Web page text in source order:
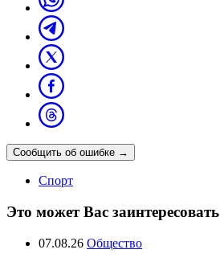
Сообщить об ошибке →
Спорт
Это может Вас заинтересовать
07.08.26 Общество